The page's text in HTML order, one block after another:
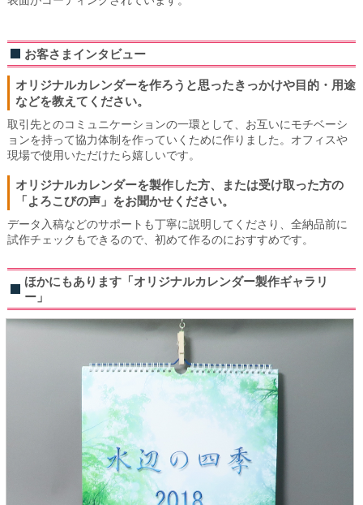
お客さまインタビュー
オリジナルカレンダーを作ろうと思ったきっかけや目的・用途
などを教えてください。
取引先とのコミュニケーションの一環として、お互いにモチベーシ
ョンを持って協力体制を作っていくために作りました。オフィスや
現場で使用いただけたら嬉しいです。
オリジナルカレンダーを製作した方、または受け取った方の
「よろこびの声」をお聞かせください。
データ入稿などのサポートも丁寧に説明してくださり、全納品前に
試作チェックもできるので、初めて作るのにおすすめです。
ほかにもあります「オリジナルカレンダー製作ギャラリ
ー」